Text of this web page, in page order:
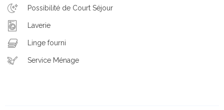
Possibilité de Court Séjour
Laverie
Linge fourni
Service Ménage